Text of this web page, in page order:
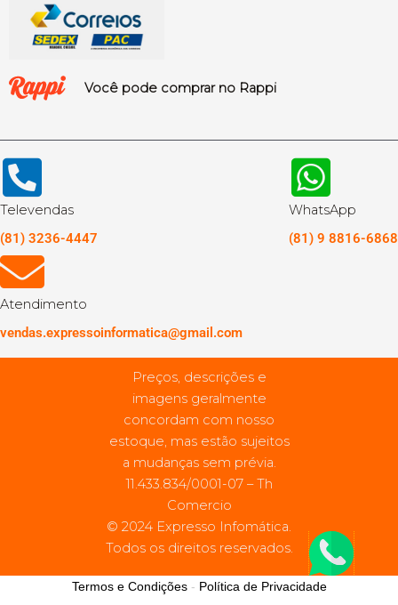
Você pode comprar no Rappi
Televendas
(81) 3236-4447
WhatsApp
(81) 9 8816-6868
Atendimento
vendas.expressoinformatica@gmail.com
Preços, descrições e
imagens geralmente
concordam com nosso
estoque, mas estão sujeitos
a mudanças sem prévia.
11.433.834/0001-07 – Th
Comercio
© 2024 Expresso Infomática.
Todos os direitos reservados.
Termos e Condições- Política de Privacidade